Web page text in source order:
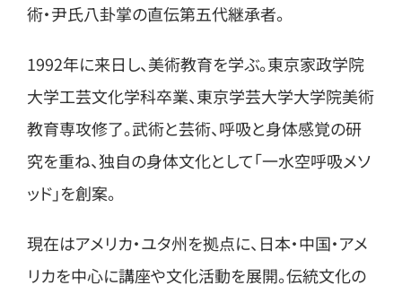
術・尹氏八卦掌の直伝第五代継承者。
1992年に来日し、美術教育を学ぶ。東京家政学院
大学工芸文化学科卒業、東京学芸大学大学院美術
教育専攻修了。武術と芸術、呼吸と身体感覚の研
究を重ね、独自の身体文化として「一水空呼吸メソ
ッド」を創案。
現在はアメリカ・ユタ州を拠点に、日本・中国・アメ
リカを中心に講座や文化活動を展開。伝統文化の